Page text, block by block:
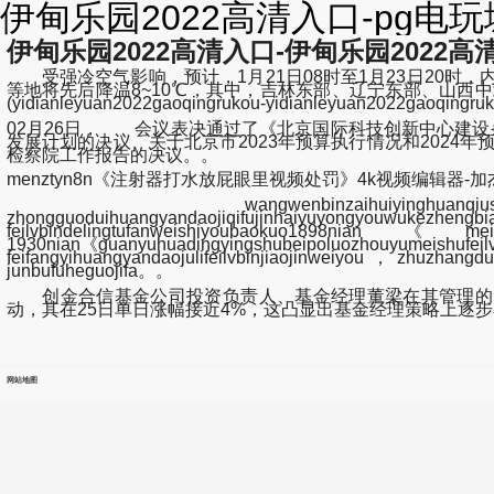
伊甸乐园2022高清入口-pg电玩
伊甸乐园2022高清入口-伊甸乐园2022高
受强冷空气影响，预计，1月21日08时至1月23日20时，内
等地将先后降温8~10℃，其中，吉林东部、辽宁东部、山西
(yidianleyuan2022gaoqingrukou-
02月26日， 会议表决通过了《北京国际科技创新中心建设
发展计划的决议、关于北京市2023年预算执行情况和2024年
检察院工作报告的决议。。
menztyn8n《注射器打水放屁眼里视频处罚》4k视频编辑器-
1930nian《
feifangyihuangyandaojulifeilvbinjiaojinweiyou，
junbufuheguojifa。。
创金合信基金公司投资负责人、基金经理董梁在其管理的
动，其在25日单日涨幅接近4%，这凸显出基金经理策略上逐
网站地图